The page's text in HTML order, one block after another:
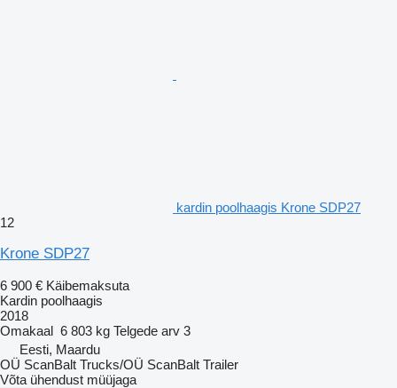
kardin poolhaagis Krone SDP27
12
Krone SDP27
6 900 € Käibemaksuta
Kardin poolhaagis
2018
Omakaal 6 803 kg Telgede arv 3
Eesti, Maardu
OÜ ScanBalt Trucks/OÜ ScanBalt Trailer
Võta ühendust müüjaga